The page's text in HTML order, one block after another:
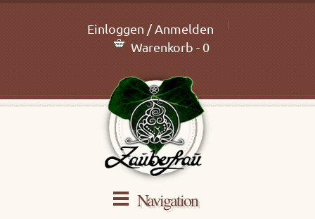
Einloggen / Anmelden
Warenkorb - 0
Navigation